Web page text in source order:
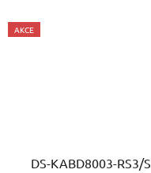
AKCE
DS-KABD8003-RS3/S